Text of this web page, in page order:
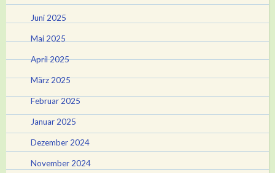
Juni 2025
Mai 2025
April 2025
März 2025
Februar 2025
Januar 2025
Dezember 2024
November 2024